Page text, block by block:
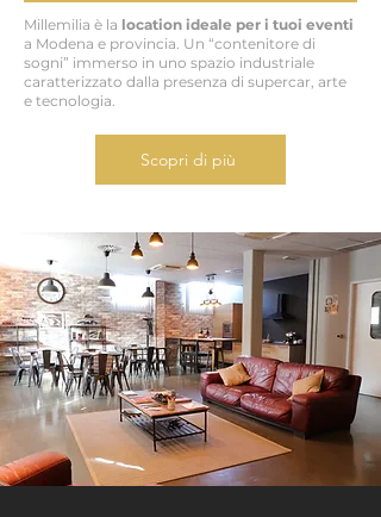
Millemilia è la location ideale per i tuoi eventi
a Modena e provincia. Un “contenitore di
sogni” immerso in uno spazio industriale
caratterizzato dalla presenza di supercar, arte
e tecnologia.
Scopri di più